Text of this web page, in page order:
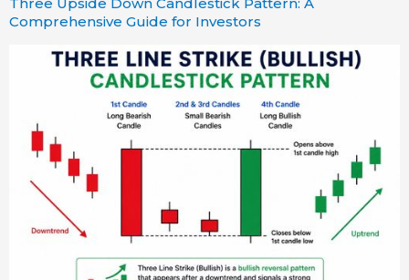
Comprehensive Guide for Investors